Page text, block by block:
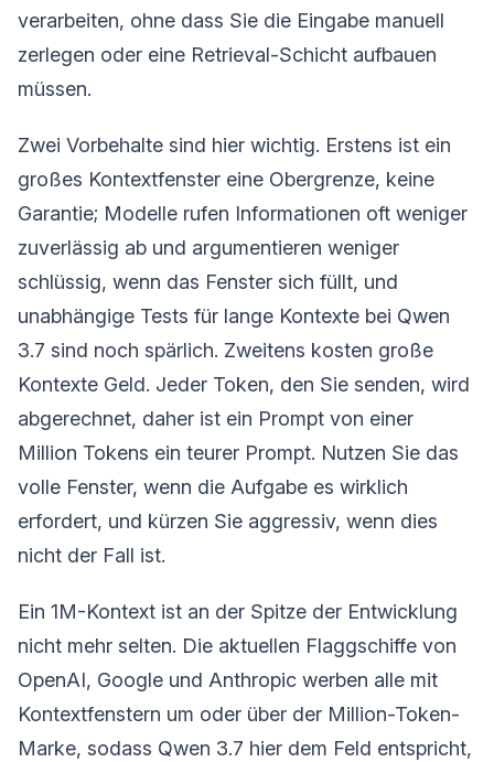
verarbeiten, ohne dass Sie die Eingabe manuell
zerlegen oder eine Retrieval-Schicht aufbauen
müssen.
Zwei Vorbehalte sind hier wichtig. Erstens ist ein
großes Kontextfenster eine Obergrenze, keine
Garantie; Modelle rufen Informationen oft weniger
zuverlässig ab und argumentieren weniger
schlüssig, wenn das Fenster sich füllt, und
unabhängige Tests für lange Kontexte bei Qwen
3.7 sind noch spärlich. Zweitens kosten große
Kontexte Geld. Jeder Token, den Sie senden, wird
abgerechnet, daher ist ein Prompt von einer
Million Tokens ein teurer Prompt. Nutzen Sie das
volle Fenster, wenn die Aufgabe es wirklich
erfordert, und kürzen Sie aggressiv, wenn dies
nicht der Fall ist.
Ein 1M-Kontext ist an der Spitze der Entwicklung
nicht mehr selten. Die aktuellen Flaggschiffe von
OpenAI, Google und Anthropic werben alle mit
Kontextfenstern um oder über der Million-Token-
Marke, sodass Qwen 3.7 hier dem Feld entspricht,